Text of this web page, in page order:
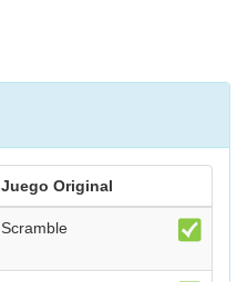
Juego Original
Scramble